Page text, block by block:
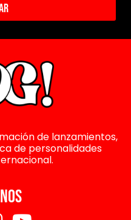
de lanzamientos,
de personalidades